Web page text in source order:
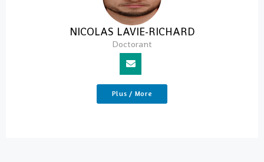
NICOLAS LAVIE-RICHARD
Doctorant
Plus / More